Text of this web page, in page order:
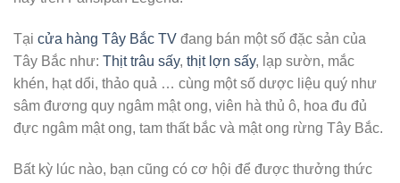
Tại cửa hàng Tây Bắc TV đang bán một số đặc sản của
Tây Bắc như: Thịt trâu sấy, thịt lợn sấy, lạp sườn, mắc
khén, hạt dổi, thảo quả … cùng một số dược liệu quý như
sâm đương quy ngâm mật ong, viên hà thủ ô, hoa đu đủ
đực ngâm mật ong, tam thất bắc và mật ong rừng Tây Bắc.
Bất kỳ lúc nào, bạn cũng có cơ hội để được thưởng thức